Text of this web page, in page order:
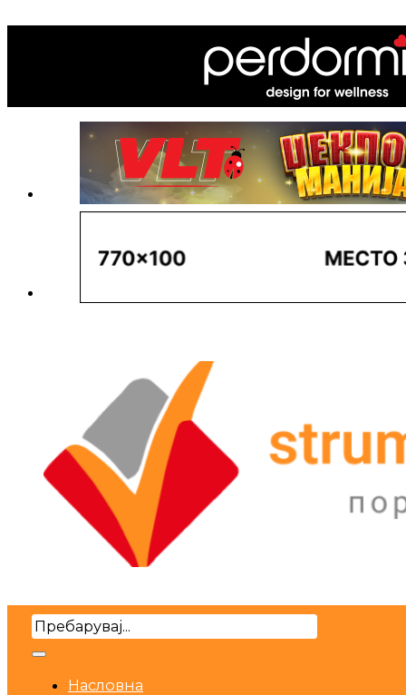
Search
Насловна